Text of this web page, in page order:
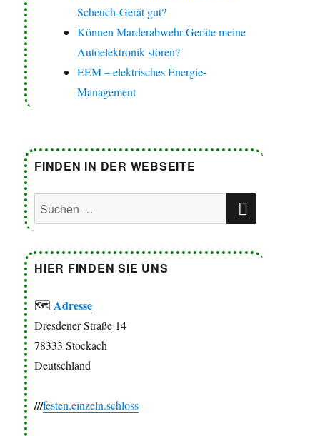
Scheuch-Gerät gut?
Können Marderabwehr-Geräte meine
Autoelektronik stören?
EEM – elektrisches Energie-
Management
FINDEN IN DER WEBSEITE
Suchen
nach:
SUCHEN
HIER FINDEN SIE UNS
🗺Adresse
Dresdener Straße 14
78333 Stockach
Deutschland
///festen.einzeln.schloss